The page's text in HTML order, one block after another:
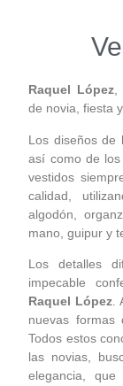
Raquel López,
de novia, fiesta
Los diseños de
así como de
vestidos
calidad,
algodón,
mano,guipur y
Los detalles
impecable
Raquel López
nuevas formas
Todos estos
las novias,
elegancia,